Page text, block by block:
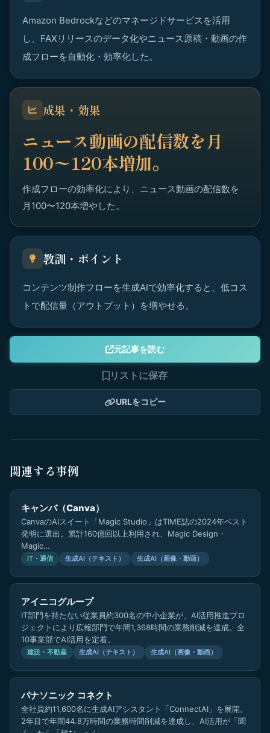
Amazon Bedrockなどのマネージドサービスを活用
し、FAXリリースのデータ化やニュース原稿・動画の作
成フローを自動化・効率化した。
成果・効果
ニュース動画の配信数を月
100〜120本増加。
作成フローの効率化により、ニュース動画の配信数を
月100〜120本増やした。
教訓・ポイント
コンテンツ制作フローを生成AIで効率化すると、低コス
トで配信量（アウトプット）を増やせる。
元記事を読む
リストに保存
URLをコピー
関連する事例
キャンバ（Canva）
CanvaのAIスイート「Magic Studio」はTIME誌の2024年ベスト
発明に選出。累計160億回以上利用され、Magic Design・
Magic…
IT・通信 生成AI（テキスト） 生成AI（画像・動画）
アイニコグループ
IT部門を持たない従業員約300名の中小企業が、AI活用推進プロ
ジェクトにより広報部門で年間1,368時間の業務削減を達成。全
10事業部でAI活用を定着。
建設・不動産 生成AI（テキスト） 生成AI（画像・動画）
パナソニック コネクト
全社員約11,600名に生成AIアシスタント「ConnectAI」を展開。
2年目で年間44.8万時間の業務時間削減を達成し、AI活用が「聞